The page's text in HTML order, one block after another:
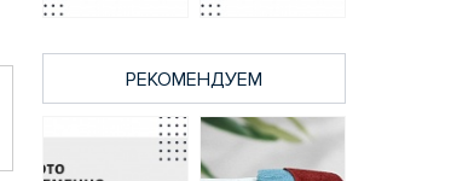
Полотенце
махровое
Тиффани Он и Она
70*130 спелая
Полотенце
махровое
Тиффани Он и Она
50*80 спелая
РЕКОМЕНДУЕМ